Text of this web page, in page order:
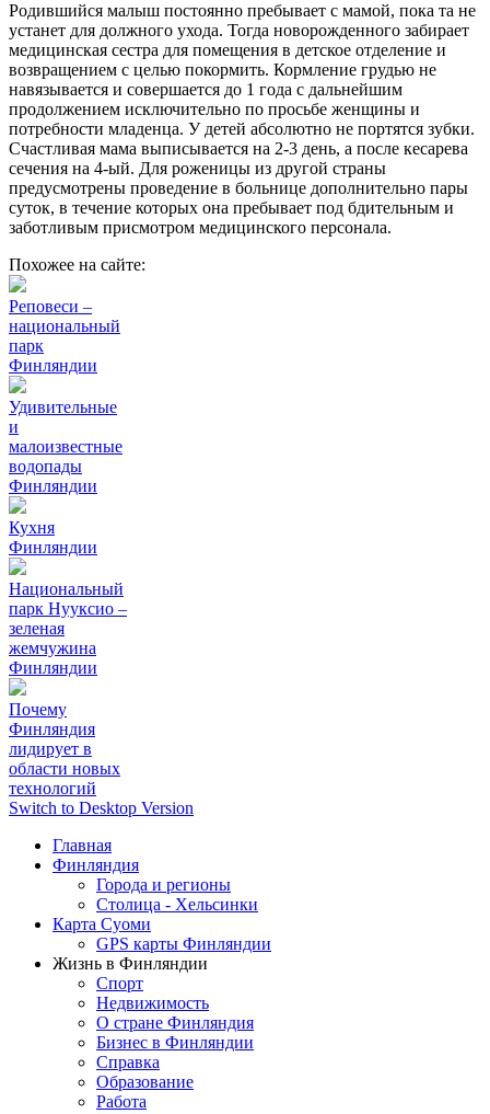
Родившийся малыш постоянно пребывает с мамой, пока та не
устанет для должного ухода. Тогда новорожденного забирает
медицинская сестра для помещения в детское отделение и
возвращением с целью покормить. Кормление грудью не
навязывается и совершается до 1 года с дальнейшим
продолжением исключительно по просьбе женщины и
потребности младенца. У детей абсолютно не портятся зубки.
Счастливая мама выписывается на 2-3 день, а после кесарева
сечения на 4-ый. Для роженицы из другой страны
предусмотрены проведение в больнице дополнительно пары
суток, в течение которых она пребывает под бдительным и
заботливым присмотром медицинского персонала.
Похожее на сайте:
Реповеси –
национальный
парк
Финляндии
Удивительные
и
малоизвестные
водопады
Финляндии
Кухня
Финляндии
Национальный
парк Нууксио –
зеленая
жемчужина
Финляндии
Почему
Финляндия
лидирует в
области новых
технологий
Switch to Desktop Version
Главная
Финляндия
Города и регионы
Столица - Хельсинки
Карта Суоми
GPS карты Финляндии
Жизнь в Финляндии
Спорт
Недвижимость
О стране Финляндия
Бизнес в Финляндии
Справка
Образование
Работа